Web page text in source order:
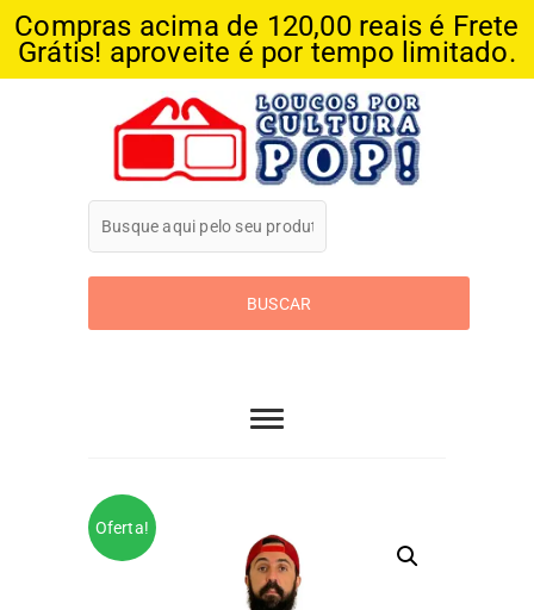
Compras acima de 120,00 reais é Frete
Grátis! aproveite é por tempo limitado.
Loucos Por
Cultura Pop
Oferta!